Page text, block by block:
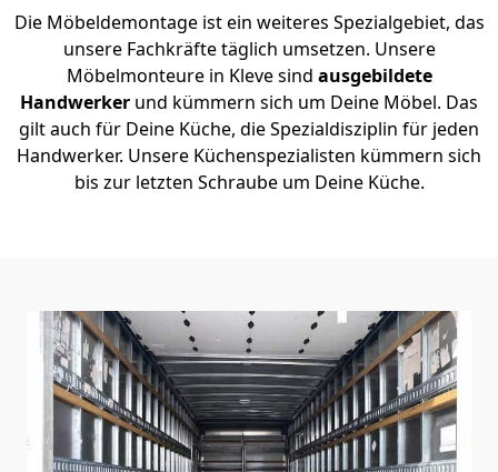
Die Möbeldemontage ist ein weiteres Spezialgebiet, das
unsere Fachkräfte täglich umsetzen. Unsere
Möbelmonteure in Kleve sind ausgebildete
Handwerker und kümmern sich um Deine Möbel. Das
gilt auch für Deine Küche, die Spezialdisziplin für jeden
Handwerker. Unsere Küchenspezialisten kümmern sich
bis zur letzten Schraube um Deine Küche.